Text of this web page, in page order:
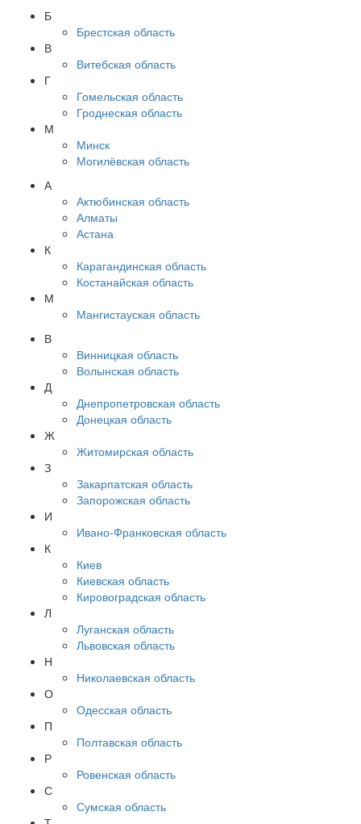
Б
Брестская область
В
Витебская область
Г
Гомельская область
Гроднеская область
М
Минск
Могилёвская область
А
Актюбинская область
Алматы
Астана
К
Карагандинская область
Костанайская область
М
Мангистауская область
В
Винницкая область
Волынская область
Д
Днепропетровская область
Донецкая область
Ж
Житомирская область
З
Закарпатская область
Запорожская область
И
Ивано-Франковская область
К
Киев
Киевская область
Кировоградская область
Л
Луганская область
Львовская область
Н
Николаевская область
О
Одесская область
П
Полтавская область
Р
Ровенская область
С
Сумская область